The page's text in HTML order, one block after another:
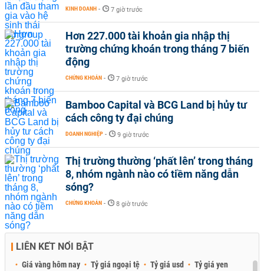
KINH DOANH - 7 giờ trước
Hơn 227.000 tài khoản gia nhập thị
trường chứng khoán trong tháng 7 biến
động
CHỨNG KHOÁN - 7 giờ trước
Bamboo Capital và BCG Land bị hủy tư
cách công ty đại chúng
DOANH NGHIỆP - 9 giờ trước
Thị trường thường ‘phất lên’ trong tháng
8, nhóm ngành nào có tiềm năng dẫn
sóng?
CHỨNG KHOÁN - 8 giờ trước
LIÊN KẾT NỔI BẬT
Giá vàng hôm nay Tỷ giá ngoại tệ Tỷ giá usd Tỷ giá yen